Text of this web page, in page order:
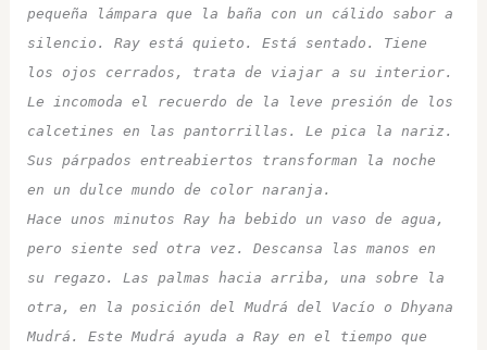
pequeña lámpara que la baña con un cálido sabor a
silencio. Ray está quieto. Está sentado. Tiene
los ojos cerrados, trata de viajar a su interior.
Le incomoda el recuerdo de la leve presión de los
calcetines en las pantorrillas. Le pica la nariz.
Sus párpados entreabiertos transforman la noche
en un dulce mundo de color naranja.
Hace unos minutos Ray ha bebido un vaso de agua,
pero siente sed otra vez. Descansa las manos en
su regazo. Las palmas hacia arriba, una sobre la
otra, en la posición del Mudrá del Vacío o Dhyana
Mudrá. Este Mudrá ayuda a Ray en el tiempo que